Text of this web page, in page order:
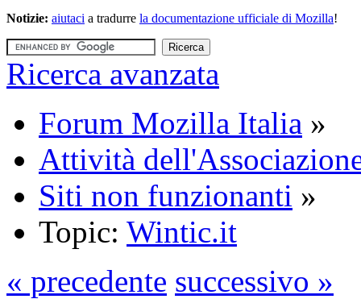
Notizie: aiutaci a tradurre la documentazione ufficiale di Mozilla!
Ricerca avanzata
Forum Mozilla Italia »
Attività
Siti non funzionanti »
Topic: Wintic.it
« precedente successivo »